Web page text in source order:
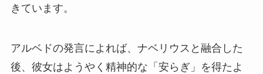
きています。
アルベドの発言によれば、ナベリウスと融合した
後、彼女はようやく精神的な「安らぎ」を得たよ